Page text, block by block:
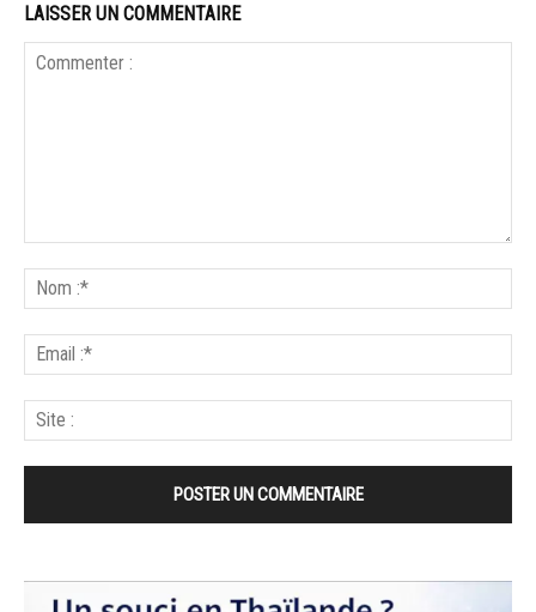
LAISSER UN COMMENTAIRE